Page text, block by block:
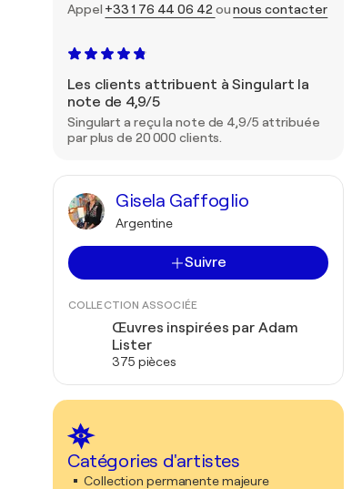
Appel +33 1 76 44 06 42 ounous contacter
Les clients attribuent à Singulart la
note de 4,9/5
Singulart a reçu la note de 4,9/5 attribuée
par plus de 20 000 clients.
Gisela Gaffoglio
Argentine
Suivre
COLLECTION ASSOCIÉE
Œuvres inspirées par Adam
Lister
375 pièces
Catégories d'artistes
Collection permanente majeure